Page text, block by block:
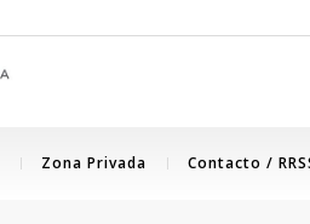
Zona Privada Contacto /